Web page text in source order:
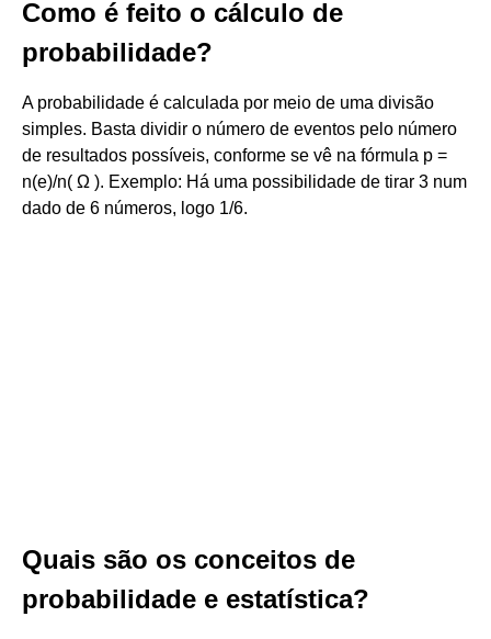
Como é feito o cálculo de
probabilidade?
A probabilidade é calculada por meio de uma divisão
simples. Basta dividir o número de eventos pelo número
de resultados possíveis, conforme se vê na fórmula p =
n(e)/n( Ω ). Exemplo: Há uma possibilidade de tirar 3 num
dado de 6 números, logo 1/6.
Quais são os conceitos de
probabilidade e estatística?